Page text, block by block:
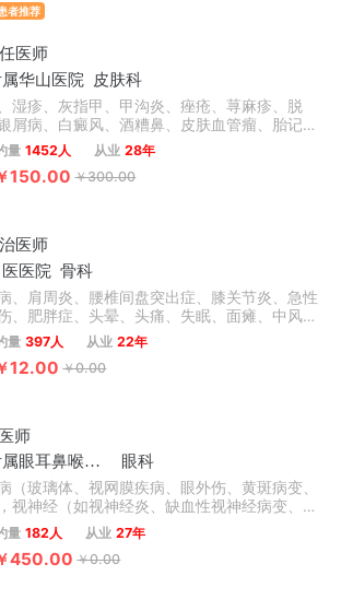
者推荐
医师
华山医院
皮肤科
湿疹、灰指甲、甲沟炎、痤疮、荨麻疹、脱
屑病、白癜风、酒糟鼻、皮肤血管瘤、胎记、
节性痒疹、激素脸、血管痣、太田痣、汗疱
斑、职业病皮肤病、化妆品不良反应等常见皮
病，在皮肤病治疗领域有很深的造诣。
量 1452人 从业 28年
150.00 ￥300.00
医师
医医院 骨科
、肩周炎、腰椎间盘突出症、膝关节炎、急性
、肥胖症、头晕、头痛、失眠、面瘫、中风偏
柱侧弯、高低肩、长短腿、骨盆倾斜、上下交
直性脊柱炎、颈肩腰腿疼痛类疾病及脊柱健康
病。
量 397人 从业 22年
12.00 ￥0.00
师
复旦大学附属眼耳鼻喉科医院
眼科
（玻璃体、视网膜疾病、眼外伤、黄斑病变、
视神经（如视神经炎、缺血性视神经病变、视
Leber遗传性视神经病变、瞳孔异常）。
量 182人 从业 27年
450.00 ￥0.00